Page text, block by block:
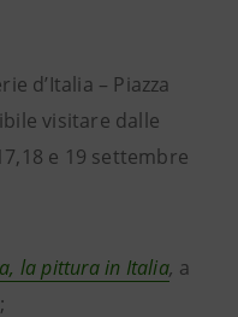
d’Italia – Piazza
visitare dalle
e 19 settembre
la pittura in Italia, a